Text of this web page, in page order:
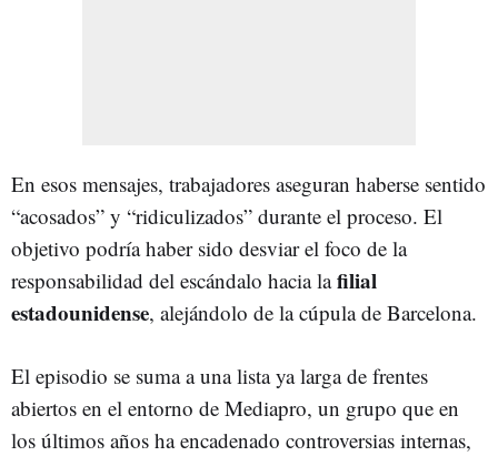
En esos mensajes, trabajadores aseguran haberse sentido
“acosados” y “ridiculizados” durante el proceso. El
objetivo podría haber sido desviar el foco de la
responsabilidad del escándalo hacia lafilial
estadounidense, alejándolo de la cúpula de Barcelona.
El episodio se suma a una lista ya larga de frentes
abiertos en el entorno de Mediapro, un grupo que en
los últimos años ha encadenado controversias internas,